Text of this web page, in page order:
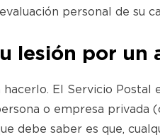
personal de su
lesión por un
El Servicio
o empresa privada
debe saber es que,